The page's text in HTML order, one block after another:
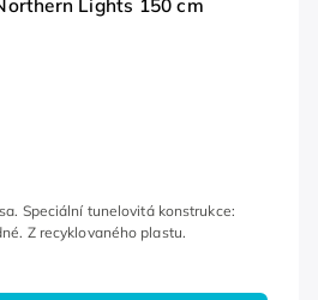
Lights 150 cm
Speciální tunelovitá konstrukce:
Z recyklovaného plastu.